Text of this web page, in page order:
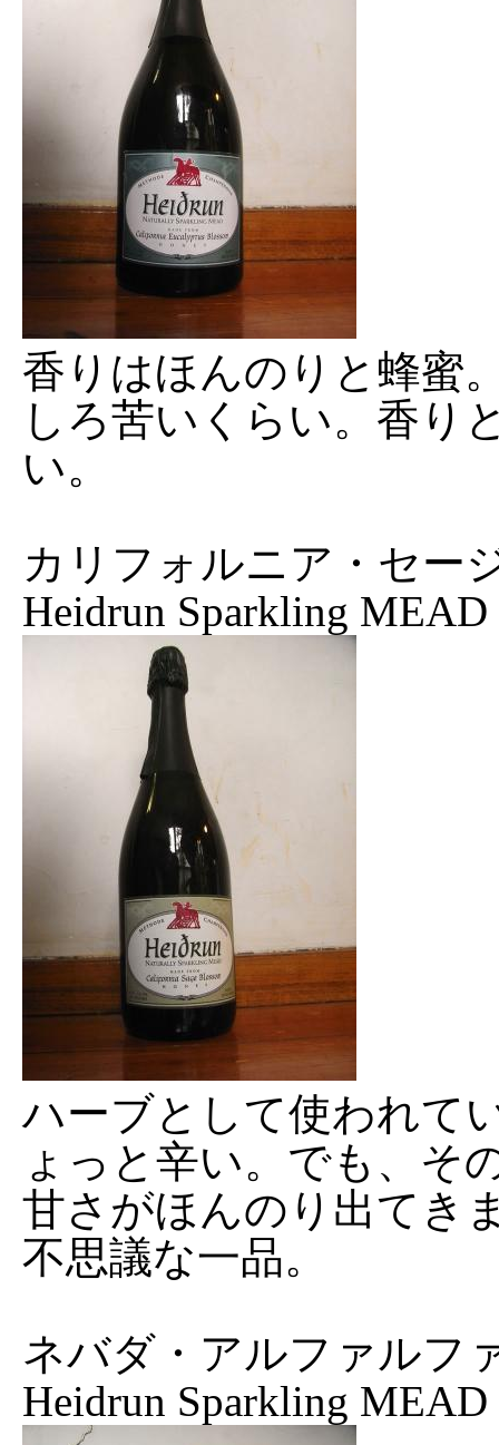
香りはほんのりと蜂蜜
しろ苦いくらい。香り
い。
カリフォルニア・セー
Heidrun Sparkling MEAD
ハーブとして使われて
ょっと辛い。でも、そ
甘さがほんのり出てき
不思議な一品。
ネバダ・アルファルフ
Heidrun Sparkling MEAD